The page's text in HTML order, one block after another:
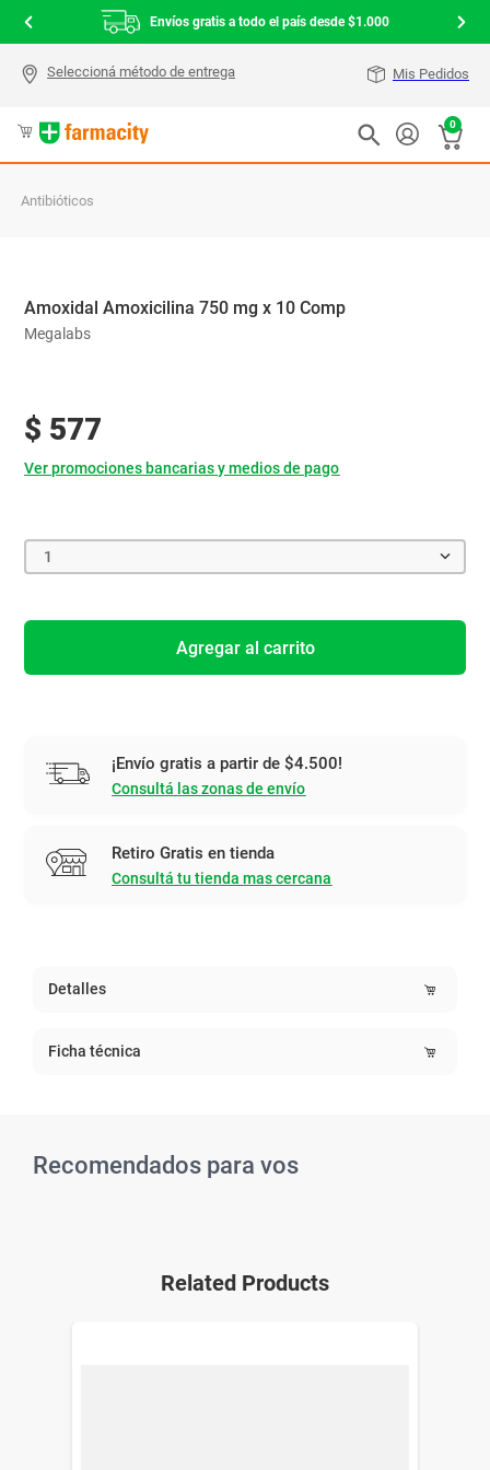
Envíos gratis a todo el país desde $1.000
Mis Pedidos
0
Antibióticos
Amoxidal Amoxicilina 750 mg x 10 Comp
Megalabs
$ 577
Ver promociones bancarias y medios de pago
1
Agregar al carrito
¡Envío gratis a partir de $4.500!
Consultá las zonas de envío
Retiro Gratis en tienda
Consultá tu tienda mas cercana
Detalles
Ficha técnica
Recomendados para vos
Related Products